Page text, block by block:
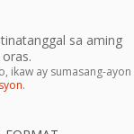
sa aming
ikaw ay sumasang-ayon
.